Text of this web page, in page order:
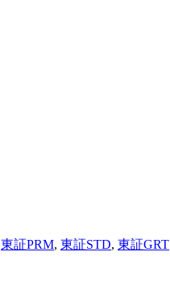
東証PRM, 東証STD, 東証GRT